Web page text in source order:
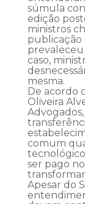
súmula
edição
ministros
publicação
caso,
mesma.
De acordo
Oliveira
comum
ser pago
Apesar do